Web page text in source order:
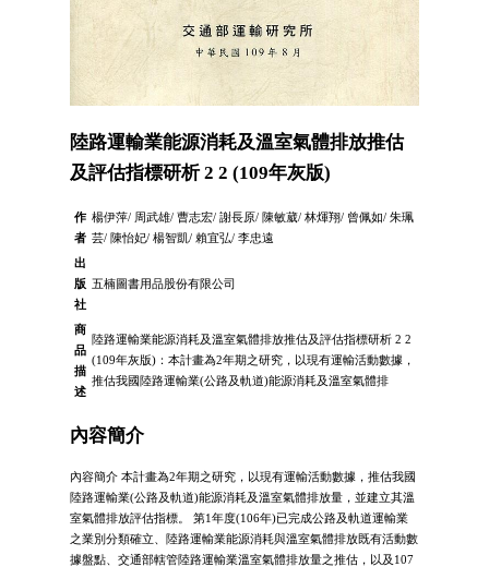
陸路運輸業能源消耗及溫室氣體排放推估
及評估指標研析 2 2 (109年灰版)
作
者
楊伊萍/ 周武雄/ 曹志宏/ 謝長原/ 陳敏葳/ 林煇翔/ 曾佩如/ 朱珮
芸/ 陳怡妃/ 楊智凱/ 賴宜弘/ 李忠遠
出
版
社
五楠圖書用品股份有限公司
商
品
描
述
陸路運輸業能源消耗及溫室氣體排放推估及評估指標研析 2 2
(109年灰版)：本計畫為2年期之研究，以現有運輸活動數據，
推估我國陸路運輸業(公路及軌道)能源消耗及溫室氣體排
內容簡介
內容簡介 本計畫為2年期之研究，以現有運輸活動數據，推估我國
陸路運輸業(公路及軌道)能源消耗及溫室氣體排放量，並建立其溫
室氣體排放評估指標。 第1年度(106年)已完成公路及軌道運輸業
之業別分類確立、陸路運輸業能源消耗與溫室氣體排放既有活動數
據盤點、交通部轄管陸路運輸業溫室氣體排放量之推估，以及107